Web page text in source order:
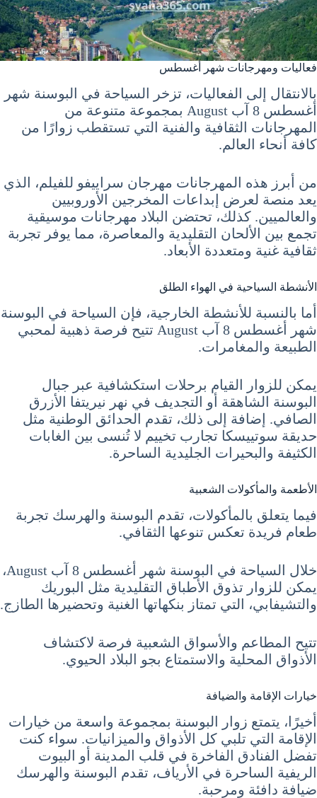
فعاليات ومهرجانات شهر أغسطس
بالانتقال إلى الفعاليات، تزخر السياحة في البوسنة شهر
أغسطس 8 آب August بمجموعة متنوعة من
المهرجانات الثقافية والفنية التي تستقطب زوارًا من
كافة أنحاء العالم.
من أبرز هذه المهرجانات مهرجان سراييفو للفيلم، الذي
يعد منصة لعرض إبداعات المخرجين الأوروبيين
والعالميين. كذلك، تحتضن البلاد مهرجانات موسيقية
تجمع بين الألحان التقليدية والمعاصرة، مما يوفر تجربة
ثقافية غنية ومتعددة الأبعاد.
الأنشطة السياحية في الهواء الطلق
أما بالنسبة للأنشطة الخارجية، فإن السياحة في البوسنة
شهر أغسطس 8 آب August تتيح فرصة ذهبية لمحبي
الطبيعة والمغامرات.
يمكن للزوار القيام برحلات استكشافية عبر جبال
البوسنة الشاهقة أو التجديف في نهر نيريتفا الأزرق
الصافي. إضافة إلى ذلك، تقدم الحدائق الوطنية مثل
حديقة سوتييسكا تجارب تخييم لا تُنسى بين الغابات
الكثيفة والبحيرات الجليدية الساحرة.
الأطعمة والمأكولات الشعبية
فيما يتعلق بالمأكولات، تقدم البوسنة والهرسك تجربة
طعام فريدة تعكس تنوعها الثقافي.
خلال السياحة في البوسنة شهر أغسطس 8 آب August،
يمكن للزوار تذوق الأطباق التقليدية مثل البوريك
والتشيفابي، التي تمتاز بنكهاتها الغنية وتحضيرها الطازج.
تتيح المطاعم والأسواق الشعبية فرصة لاكتشاف
الأذواق المحلية والاستمتاع بجو البلاد الحيوي.
خيارات الإقامة والضيافة
أخيرًا، يتمتع زوار البوسنة بمجموعة واسعة من خيارات
الإقامة التي تلبي كل الأذواق والميزانيات. سواء كنت
تفضل الفنادق الفاخرة في قلب المدينة أو البيوت
الريفية الساحرة في الأرياف، تقدم البوسنة والهرسك
ضيافة دافئة ومرحبة.